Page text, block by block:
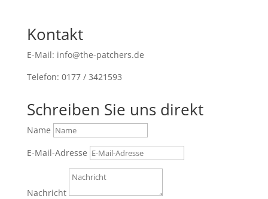
Kontakt
E-Mail: info@the-patchers.de
Telefon: 0177 / 3421593
Schreiben Sie uns direkt
Name
E-Mail-Adresse
Nachricht